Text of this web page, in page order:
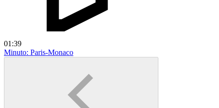
01:39
Minuto: Paris-Monaco